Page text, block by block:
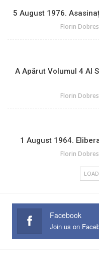
5 August 1976.
Florin
A Apărut Volumul 4 Al
Florin
1 August 1964.
Florin
Facebook